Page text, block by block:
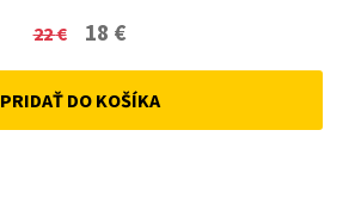
22€
Original
price
was:
18 €
price
is:
PRIDAŤ DO KOŠÍKA